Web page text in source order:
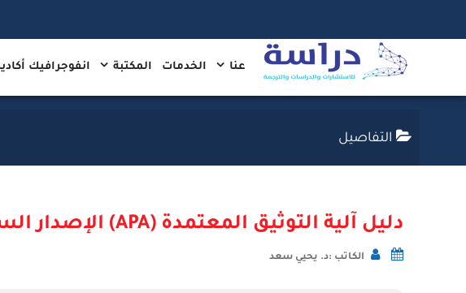
عنا الخدمات المكتبة انفوجرافيك
التفاصيل
دليل آلية التوثيق المعتمدة (APA) الإصدار السابع
الكاتب :د. يحيي سعد